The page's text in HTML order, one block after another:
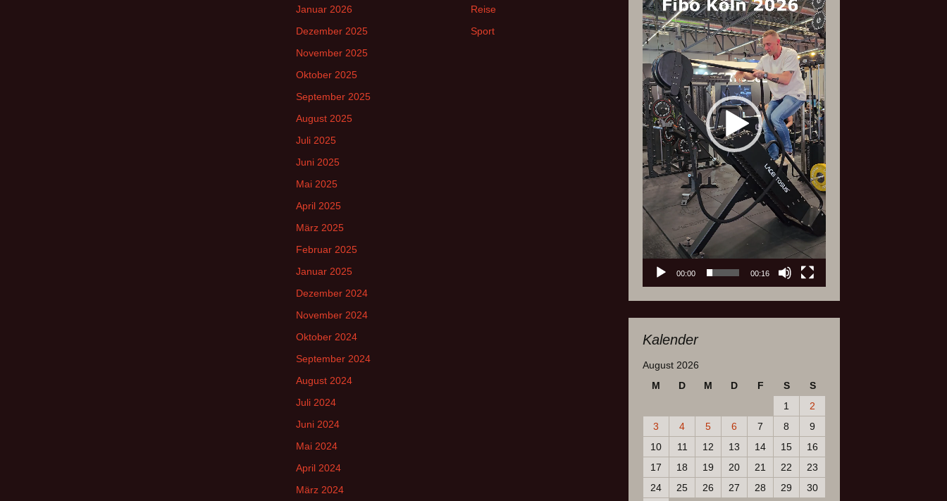
00:00 00:16
Kalender
August 2026
M
D M D F S
S
1
2
3
4 5 6 7 8
9
10
11 12 13 14 15
16
17
18 19 20 21 22
23
24
25 26 27 28 29
30
Januar 2026
Dezember 2025
November 2025
Oktober 2025
September 2025
August 2025
Juli 2025
Juni 2025
Mai 2025
April 2025
März 2025
Februar 2025
Januar 2025
Dezember 2024
November 2024
Oktober 2024
September 2024
August 2024
Juli 2024
Juni 2024
Mai 2024
April 2024
März 2024
Reise
Sport